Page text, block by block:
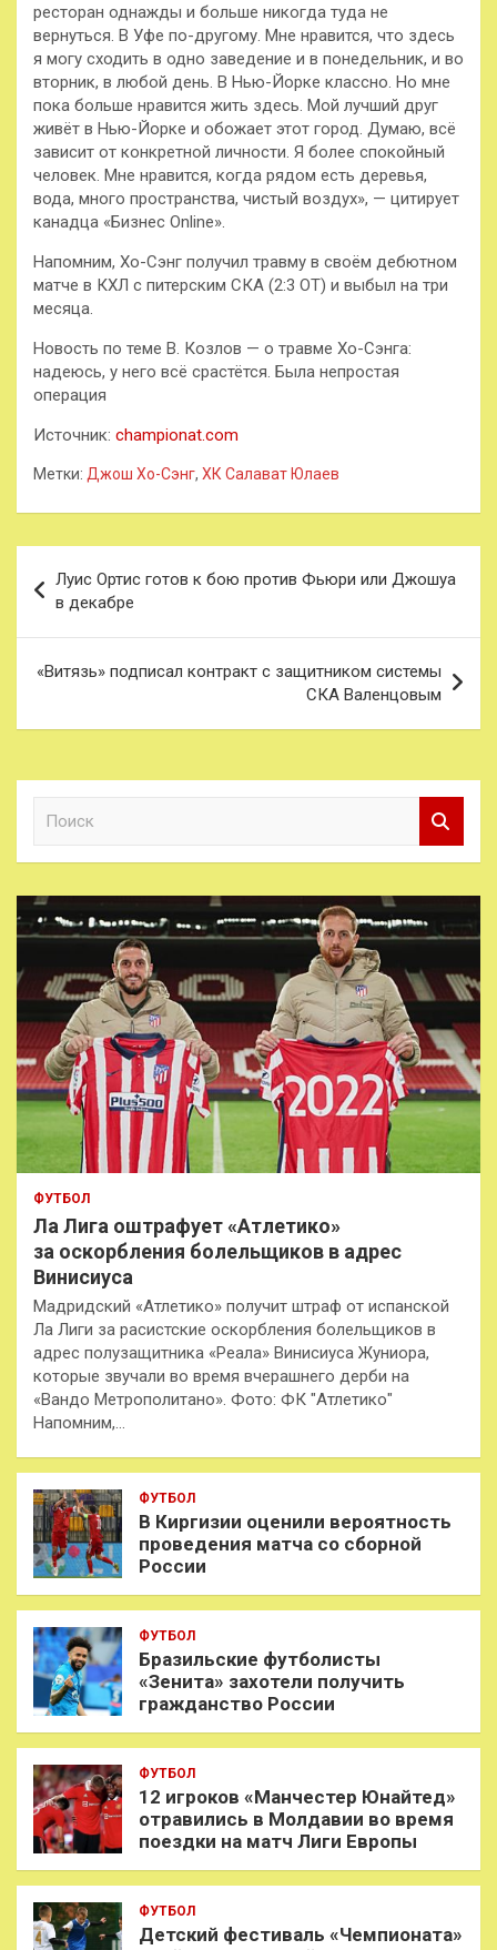
ресторан однажды и больше никогда туда не
вернуться. В Уфе по-другому. Мне нравится, что здесь
я могу сходить в одно заведение и в понедельник, и во
вторник, в любой день. В Нью-Йорке классно. Но мне
пока больше нравится жить здесь. Мой лучший друг
живёт в Нью-Йорке и обожает этот город. Думаю, всё
зависит от конкретной личности. Я более спокойный
человек. Мне нравится, когда рядом есть деревья,
вода, много пространства, чистый воздух», — цитирует
канадца «Бизнес Online».
Напомним, Хо-Сэнг получил травму в своём дебютном
матче в КХЛ с питерским СКА (2:3 ОТ) и выбыл на три
месяца.
Новость по теме В. Козлов — о травме Хо-Сэнга:
надеюсь, у него всё срастётся. Была непростая
операция
Источник: championat.com
Метки: Джош Хо-Сэнг, ХК Салават Юлаев
по
записям
Луис Ортис готов к бою против Фьюри или Джошуа
в декабре
«Витязь» подписал контракт с защитником системы
СКА Валенцовым
к
ФУТБОЛ
Ла Лига оштрафует «Атлетико»
за оскорбления болельщиков в адрес
Винисиуса
Мадридский «Атлетико» получит штраф от испанской
Ла Лиги за расистские оскорбления болельщиков в
адрес полузащитника «Реала» Винисиуса Жуниора,
которые звучали во время вчерашнего дерби на
«Вандо Метрополитано». Фото: ФК "Атлетико"
Напомним,…
ФУТБОЛ
В Киргизии оценили вероятность
проведения матча со сборной
России
ФУТБОЛ
Бразильские футболисты
«Зенита» захотели получить
гражданство России
ФУТБОЛ
12 игроков «Манчестер Юнайтед»
отравились в Молдавии во время
поездки на матч Лиги Европы
ФУТБОЛ
Детский фестиваль «Чемпионата»